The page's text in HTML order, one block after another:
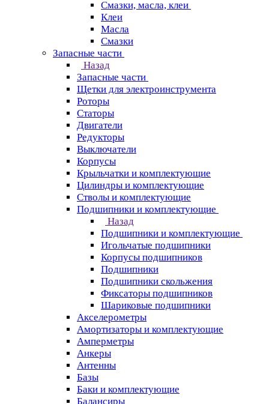
Смазки, масла, клеи
Клеи
Масла
Смазки
Запасные части
Назад
Запасные части
Щетки для электроинструмента
Роторы
Статоры
Двигатели
Редукторы
Выключатели
Корпусы
Крыльчатки и комплектующие
Цилиндры и комплектующие
Стволы и комплектующие
Подшипники и комплектующие
Назад
Подшипники и комплектующие
Игольчатые подшипники
Корпусы подшипников
Подшипники
Подшипники скольжения
Фиксаторы подшипников
Шариковые подшипники
Акселерометры
Амортизаторы и комплектующие
Амперметры
Анкеры
Антенны
Базы
Баки и комплектующие
Балансиры